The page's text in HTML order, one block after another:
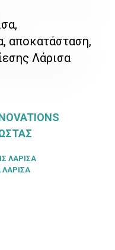
αποκατάσταση,
Λάρισα
ΛΑΡΙΣΑ
ΛΑΡΙΣΑ